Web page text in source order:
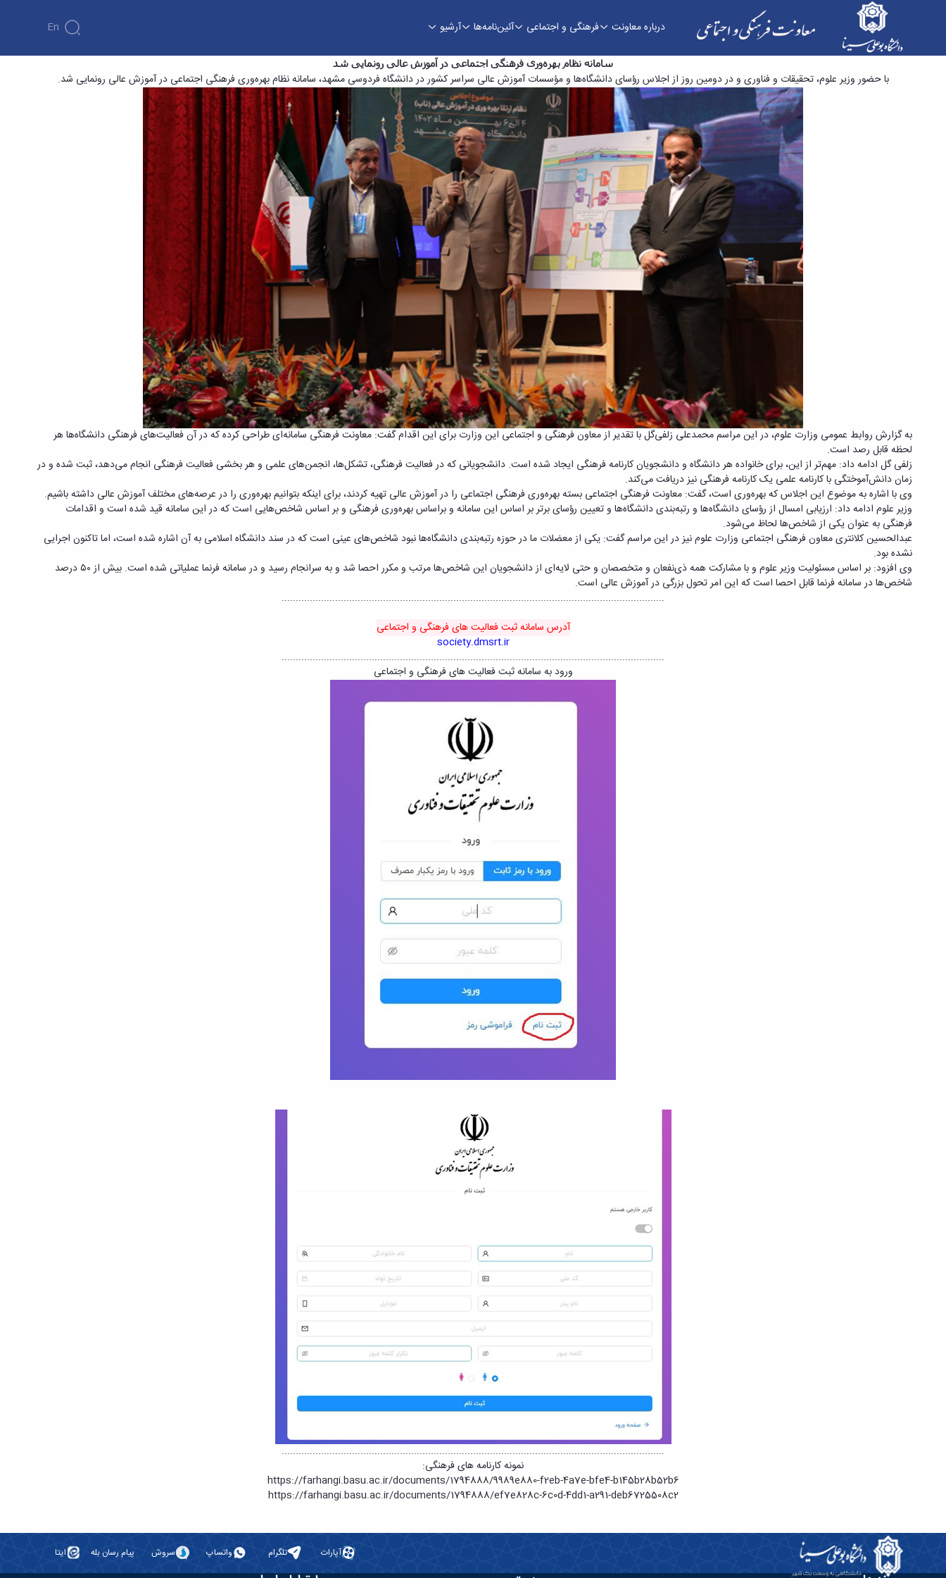
درباره معاونت فرهنگی و اجتماعی آئین‌نامه‌ها آرشیو En
سامانه نظام بهره‌وری فرهنگی اجتماعی در آموزش عالی - معاونت فرهنگیسامانه نظام بهره‌وری فرهنگی اجتماعی در آموزش عالی رونمایی شد
با حضور وزیر علوم، تحقیقات و فناوری و در دومین روز از اجلاس رؤسای دانشگاه‌ها و مؤسسات آموزش عالی سراسر کشور در دانشگاه فردوسی مشهد، سامانه نظام بهره‌وری فرهنگی اجتماعی در آموزش عالی رونمایی شد.
به گزارش روابط عمومی وزارت علوم، در این مراسم محمدعلی زلفی‌گل با تقدیر از معاون فرهنگی و اجتماعی این وزارت برای این اقدام گفت: معاونت فرهنگی سامانه‌ای طراحی کرده که در آن فعالیت‌های فرهنگی دانشگاه‌ها هر
لحظه قابل رصد است.
زلفی گل ادامه داد: مهم‌تر از این، برای خانواده هر دانشگاه و دانشجویان کارنامه فرهنگی ایجاد شده است. دانشجویانی که در فعالیت فرهنگی، تشکل‌ها، انجمن‌های علمی و هر بخشی فعالیت فرهنگی انجام می‌دهد، ثبت شده و در
زمان دانش‌آموختگی با کارنامه علمی یک کارنامه فرهنگی نیز دریافت می‌کند.
وی با اشاره به موضوع این اجلاس که بهره‌وری است، گفت: معاونت فرهنگی اجتماعی بسته بهره‌وری فرهنگی اجتماعی را در آموزش عالی تهیه کردند، برای اینکه بتوانیم بهره‌وری را در عرصه‌های مختلف آموزش عالی داشته باشیم.
وزیر علوم ادامه داد: ارزیابی امسال از رؤسای دانشگاه‌ها و رتبه‌بندی دانشگاه‌ها و تعیین رؤسای برتر بر اساس این سامانه و براساس بهره‌وری فرهنگی و بر اساس شاخص‌هایی است که در این سامانه قید شده است و اقدامات
فرهنگی به عنوان یکی از شاخص‌ها لحاظ می‌شود.
عبدالحسین کلانتری معاون فرهنگی اجتماعی وزارت علوم نیز در این مراسم گفت: یکی از معضلات ما در حوزه رتبه‌بندی دانشگاه‌ها نبود شاخص‌های عینی است که در سند دانشگاه اسلامی به آن اشاره شده است، اما تاکنون اجرایی
نشده بود.
وی افزود: بر اساس مسئولیت وزیر علوم و با مشارکت همه ذی‌نفعان و متخصصان و حتی لایه‌ای از دانشجویان این شاخص‌ها مرتب و مکرر احصا شد و به سرانجام رسید و در سامانه فرنما عملیاتی شده است. بیش از ۵۰ درصد
شاخص‌ها در سامانه فرنما قابل احصا است که این امر تحول بزرگی در آموزش عالی است.
........................................................................................................................................
آدرس سامانه ثبت فعالیت های فرهنگی و اجتماعی
society.dmsrt.ir
........................................................................................................................................
ورود به سامانه ثبت فعالیت های فرهنگی و اجتماعی
........................................................................................................................................
نمونه کارنامه های فرهنگی:
https://farhangi.basu.ac.ir/documents/1794888/9989e880-f2eb-4a7e-bfe4-b145b28b52b6
https://farhangi.basu.ac.ir/documents/1794888/ef7e828c-6c0d-4dd1-a291-deb6725508c2
آپارات تلگرام واتساپ سروش پیام رسان بله ایتا